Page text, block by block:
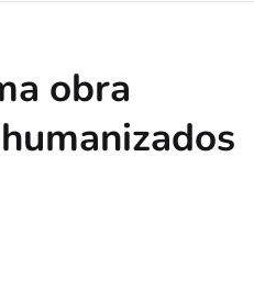
obra